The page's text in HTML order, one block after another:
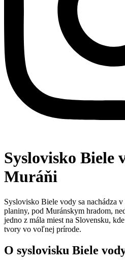
Syslovisko Biele
Muráňi
Syslovisko Biele vody sa nachádza
planiny, pod Muránskym hradom,
jedno z mála miest na Slovensku,
tvory vo voľnej prírode.
O syslovisku Biele